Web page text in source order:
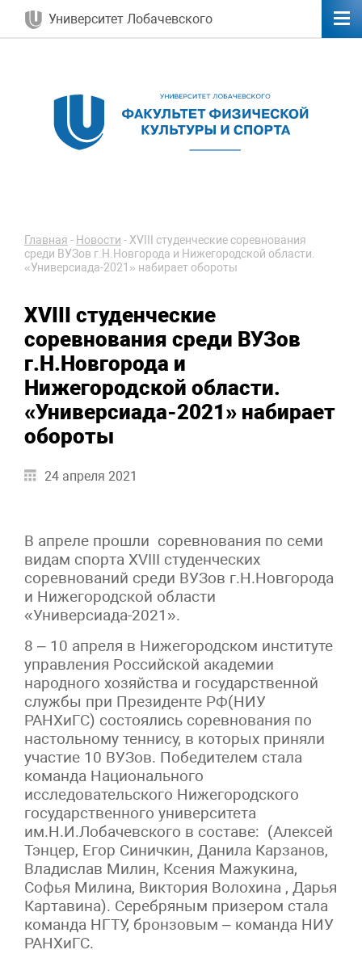
Университет Лобачевского
Главная - Новости - XVIII студенческие соревнования
среди ВУЗов г.Н.Новгорода и Нижегородской области.
«Универсиада-2021» набирает обороты
XVIII студенческие
соревнования среди ВУЗов
г.Н.Новгорода и
Нижегородской области.
«Универсиада-2021» набирает
обороты
24 апреля 2021
В апреле прошли соревнования по семи
видам спорта XVIII студенческих
соревнований среди ВУЗов г.Н.Новгорода
и Нижегородской области
«Универсиада-2021».
8 – 10 апреля в Нижегородском институте
управления Российской академии
народного хозяйства и государственной
службы при Президенте РФ(НИУ
РАНХиГС) состоялись соревнования по
настольному теннису, в которых приняли
участие 10 ВУЗов. Победителем стала
команда Национального
исследовательского Нижегородского
государственного университета
им.Н.И.Лобачевского в составе: (Алексей
Тэнцер, Егор Синичкин, Данила Карзанов,
Владислав Милин, Ксения Мажукина,
Софья Милина, Виктория Волохина , Дарья
Картавина). Серебряным призером стала
команда НГТУ, бронзовым – команда НИУ
РАНХиГС.